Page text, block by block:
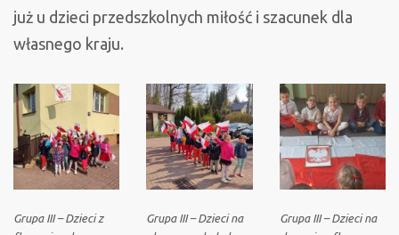
już u dzieci przedszkolnych miłość i szacunek dla
własnego kraju.
Grupa III – Dzieci z
Grupa III – Dzieci na
Grupa III – Dzieci na